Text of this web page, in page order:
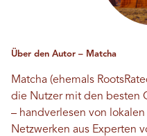
Über den Autor – Matcha
Matcha (ehemals
die Nutzer mit den besten
– handverlesen von
Netzwerken aus Experten